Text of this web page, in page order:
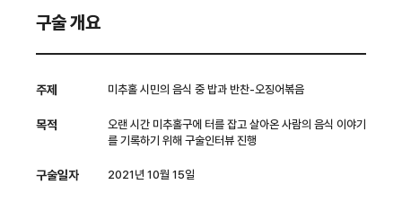
구술 개요
주제 미추홀 시민의 음식 중 밥과 반찬-오징어볶음
목적
오랜 시간 미추홀구에 터를 잡고 살아온 사람의 음식 이야기
를 기록하기 위해 구술인터뷰 진행
구술일자 2021년 10월 15일